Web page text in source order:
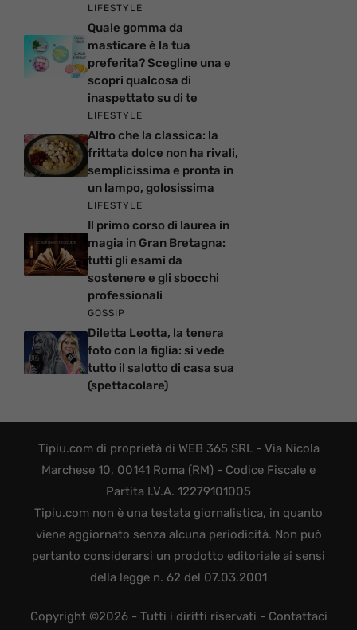
LIFESTYLE
Quale gomma da
masticare è la tua
preferita? Scegline una e
scopri qualcosa di
inaspettato su di te
LIFESTYLE
Altro che la classica: la
frittata dolce non ha rivali,
semplicissima e pronta in
un lampo, golosissima
LIFESTYLE
Il primo corso di laurea in
magia in Gran Bretagna:
tutti gli esami da
sostenere e gli sbocchi
professionali
GOSSIP
Diletta Leotta, la tenera
foto con la figlia: si vede
tutto il salotto di casa sua
(spettacolare)
Tipiu.com di proprietà di WEB 365 SRL - Via Nicola
Marchese 10, 00141 Roma (RM) - Codice Fiscale e
Partita I.V.A. 12279101005
Tipiu.com non è una testata giornalistica, in quanto
viene aggiornato senza alcuna periodicità. Non può
pertanto considerarsi un prodotto editoriale ai sensi
della legge n. 62 del 07.03.2001
Copyright ©2026 - Tutti i diritti riservati - Contattaci